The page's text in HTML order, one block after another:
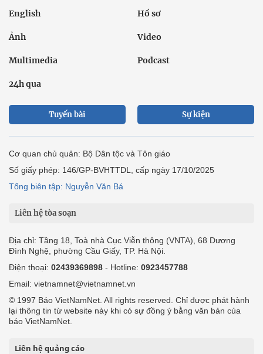
English Hồ sơ
Ảnh Video
Multimedia Podcast
24h qua
Tuyến bài Sự kiện
Cơ quan chủ quản: Bộ Dân tộc và Tôn giáo
Số giấy phép: 146/GP-BVHTTDL, cấp ngày 17/10/2025
Tổng biên tập: Nguyễn Văn Bá
Liên hệ tòa soạn
Địa chỉ: Tầng 18, Toà nhà Cục Viễn thông (VNTA), 68 Dương
Đình Nghệ, phường Cầu Giấy, TP. Hà Nội.
Điện thoại: 02439369898 - Hotline: 0923457788
Email: vietnamnet@vietnamnet.vn
© 1997 Báo VietNamNet. All rights reserved. Chỉ được phát hành
lại thông tin từ website này khi có sự đồng ý bằng văn bản của
báo VietNamNet.
Liên hệ quảng cáo